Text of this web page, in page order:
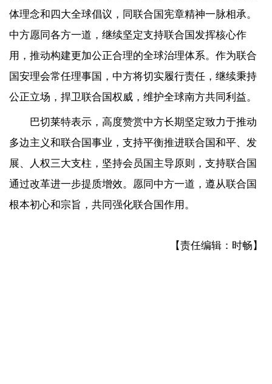
体理念和四大全球倡议，同联合国宪章精神一脉相承。
中方愿同各方一道，继续坚定支持联合国发挥核心作
用，推动构建更加公正合理的全球治理体系。作为联合
国安理会常任理事国，中方将切实履行责任，继续秉持
公正立场，捍卫联合国权威，维护全球南方共同利益。
巴切莱特表示，高度赞赏中方长期坚定致力于推动
多边主义和联合国事业，支持平衡推进联合国和平、发
展、人权三大支柱，坚持会员国主导原则，支持联合国
通过改革进一步提质增效。愿同中方一道，遵从联合国
根本初心和宗旨，共同强化联合国作用。
【责任编辑：时畅】